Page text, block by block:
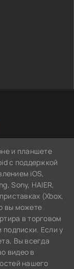
и планшете
с поддержкой
iOS,
Sony, HAIER,
(Xbox,
вы можете
в торговом
подписки. Если у
Вы всегда
видео в
нашего